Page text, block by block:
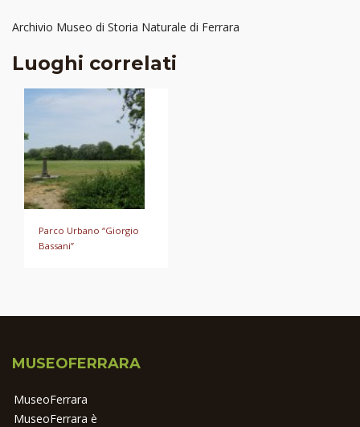
Archivio Museo di Storia Naturale di Ferrara
Luoghi correlati
Parco Urbano “Giorgio
Bassani”
MUSEOFERRARA
MuseoFerrara
MuseoFerrara è